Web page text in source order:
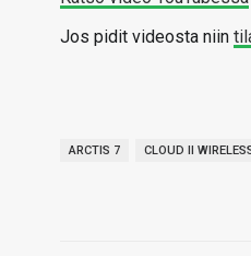
Jos pidit videosta niin
ARCTIS 7 CLOUD II